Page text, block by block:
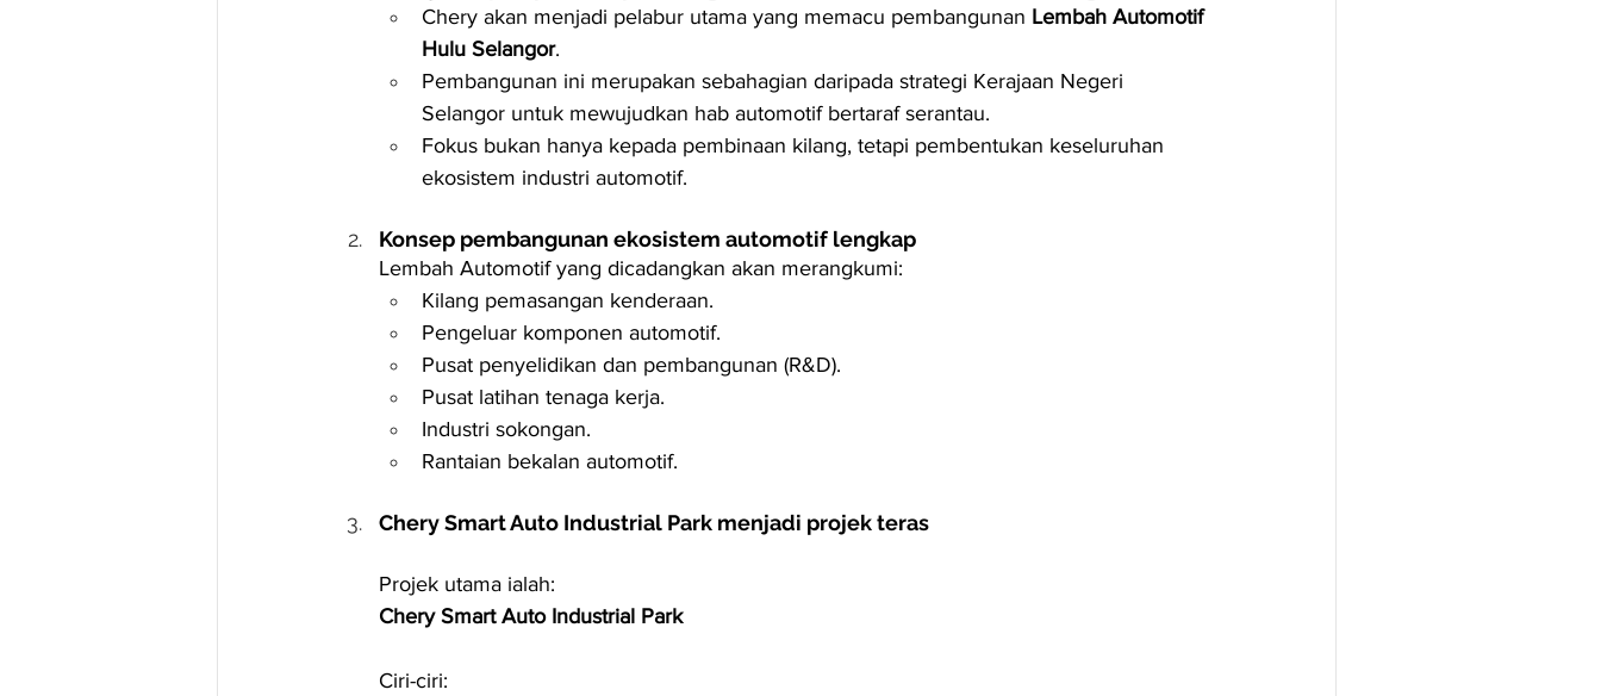
Chery akan menjadi pelabur utama yang memacu pembangunan Lembah Automotif
Hulu Selangor.
Pembangunan ini merupakan sebahagian daripada strategi Kerajaan Negeri
Selangor untuk mewujudkan hab automotif bertaraf serantau.
Fokus bukan hanya kepada pembinaan kilang, tetapi pembentukan keseluruhan
ekosistem industri automotif.
Konsep pembangunan ekosistem automotif lengkap
Lembah Automotif yang dicadangkan akan merangkumi:
Kilang pemasangan kenderaan.
Pengeluar komponen automotif.
Pusat penyelidikan dan pembangunan (R&D).
Pusat latihan tenaga kerja.
Industri sokongan.
Rantaian bekalan automotif.
Chery Smart Auto Industrial Park menjadi projek teras
Projek utama ialah:
Chery Smart Auto Industrial Park
Ciri-ciri: